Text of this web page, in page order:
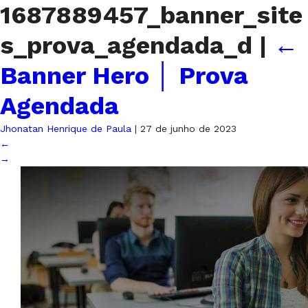
1687889457_banner_site
s_prova_agendada_d | ←
Banner Hero │ Prova
Agendada
Jhonatan Henrique de Paula | 27 de junho de 2023
←
→